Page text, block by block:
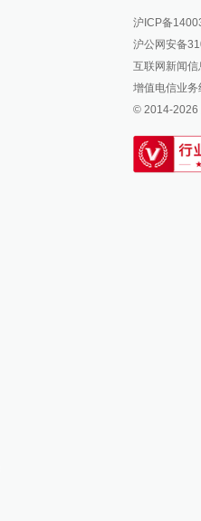
报料邮箱
沪ICP备
沪公网安备
互联网新闻
增值电信业
© 2014-2026